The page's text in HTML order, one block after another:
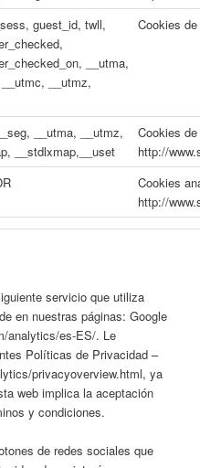
guest_id, twll,
__utma,
__utmc, __utmz,
Cookies
__utma, __utmz,
__stdlxmap,__uset
Cookies
http://
Cookies
http://
servicio que utiliza
en nuestras páginas: Google
analytics/es-ES/. Le
Políticas de Privacidad –
privacyoverview.html, ya
web implica la aceptación
y condiciones.
de redes sociales que